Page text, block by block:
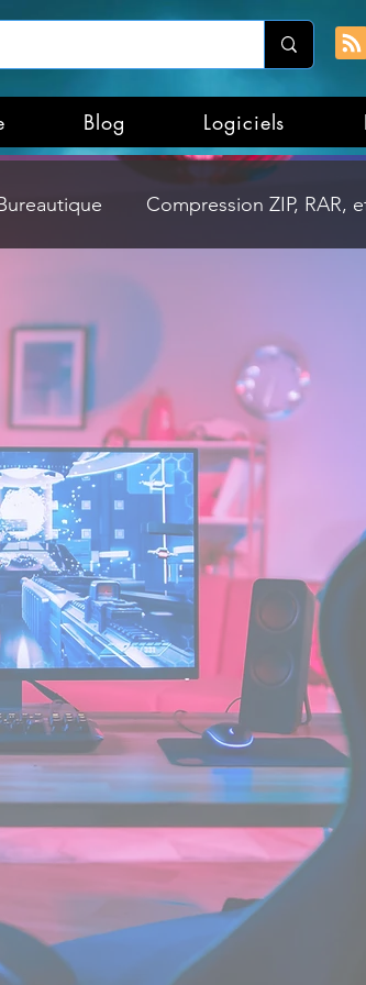
Blog Logiciels
Compression ZIP, RAR,
Internet
divertissement Mises à jour
Occupation disque
Sécurité Services en ligne